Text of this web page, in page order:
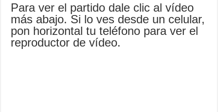
Para ver el partido dale clic al vídeo
más abajo. Si lo ves desde un celular,
pon horizontal tu teléfono para ver el
reproductor de vídeo.